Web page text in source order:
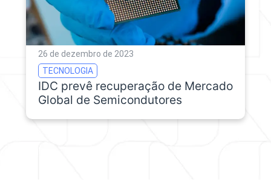
26 de dezembro de 2023
TECNOLOGIA
IDC prevê recuperação de Mercado
Global de Semicondutores